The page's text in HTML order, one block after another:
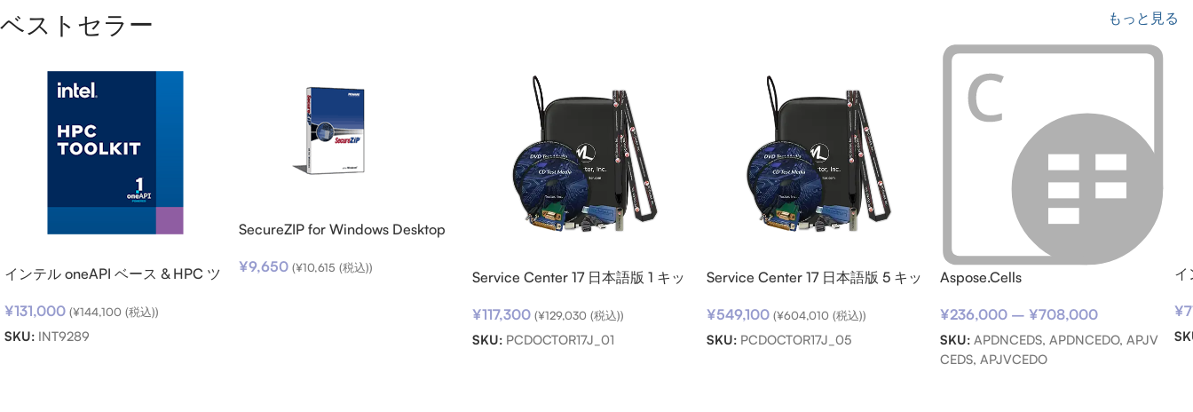
ベストセラー もっと見る
インテル oneAPI ベース & HPC ツ
(期限内更新用)
¥131,000 (¥144,100 (税込))
SKU: INT9289
SecureZIP for Windows Desktop
¥9,650 (¥10,615 (税込))
Service Center 17 日本語版 1 キッ
¥117,300 (¥129,030 (税込))
SKU: PCDOCTOR17J_01
Service Center 17 日本語版 5 キッ
¥549,100 (¥604,010(税込))
SKU: PCDOCTOR17J_05
Aspose.Cells
¥236,000 –¥708,000
SKU:APDNCEDS, APDNCEDO, APJV
CEDS, APJVCEDO
イ
用)
¥